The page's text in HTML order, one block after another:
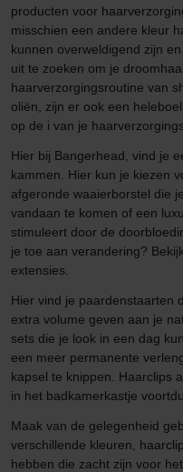
producten voor
misschien een andere kleur
kunnen overweldigend zijn
uit te zoeken om je
haarverzorgingsroutine van
oliën, zijn er ook een
op de i van je
Hier bij Bangerhead, vind je
kammen. Hier kun je kiezen
afgeronde waaierborstel die
vandaan te komen of een
stimuleert door de
je toe aan verandering?
extensies.
Hier vind je paardenstaarten
extra volume geven aan je
sets die je look in een dag
een meer permanente
kapsel te knippen. Haarclips
in het badkamerkastje
Maak van de gelegenheid
verschillende kleuren,
hebben die zacht zijn voor